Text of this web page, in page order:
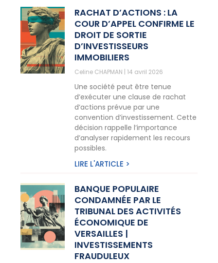
RACHAT D’ACTIONS : LA
COUR D’APPEL CONFIRME LE
DROIT DE SORTIE
D’INVESTISSEURS
IMMOBILIERS
Celine CHAPMAN 14 avril 2026
Une société peut être tenue
d’exécuter une clause de rachat
d’actions prévue par une
convention d’investissement. Cette
décision rappelle l’importance
d’analyser rapidement les recours
possibles.
LIRE L'ARTICLE >
BANQUE POPULAIRE
CONDAMNÉE PAR LE
TRIBUNAL DES ACTIVITÉS
ÉCONOMIQUE DE
VERSAILLES |
INVESTISSEMENTS
FRAUDULEUX